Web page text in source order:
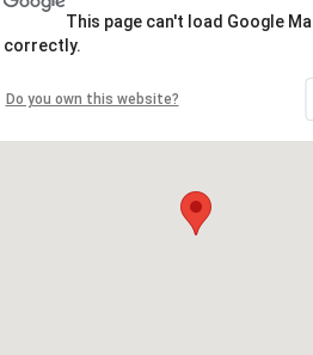
This page can't load Google
correctly.
Do you own this website?